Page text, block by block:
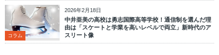
2026年2月18日
コラム
中井亜美の高校は勇志国際高等学校！通信制を選んだ理
由は「スケートと学業を高いレベルで両立」新時代のア
スリート像